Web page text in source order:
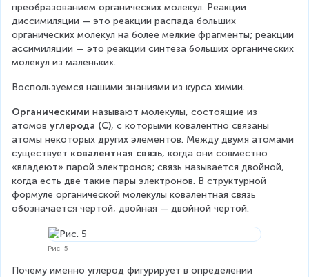
преобразованием органических молекул. Реакции
диссимиляции — это реакции распада больших
органических молекул на более мелкие фрагменты; реакции
ассимиляции — это реакции синтеза больших органических
молекул из маленьких.
Воспользуемся нашими знаниями из курса химии.
Органическими называют молекулы, состоящие из
атомов углерода (С), с которыми ковалентно связаны
атомы некоторых других элементов. Между двумя атомами
существует ковалентная связь, когда они совместно
«владеют» парой электронов; связь называется двойной,
когда есть две такие пары электронов. В структурной
формуле органической молекулы ковалентная связь
обозначается чертой, двойная — двойной чертой.
Рис. 5
Почему именно углерод фигурирует в определении